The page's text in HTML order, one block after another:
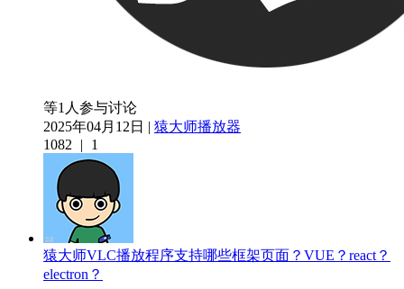
等1人参与讨论
2025年04月12日 | 猿大师播放器
1082
| 1
猿大师VLC播放程序支持哪些框架页面？VUE？react？
electron？